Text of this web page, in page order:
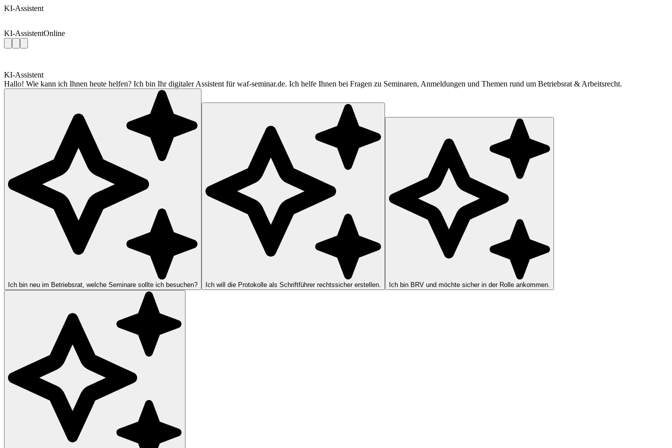
KI-Assistent
KI-AssistentOnline
KI-Assistent
Hallo! Wie kann ich Ihnen heute helfen? Ich bin Ihr digitaler Assistent für waf-seminar.de. Ich helfe Ihnen bei Fragen zu Seminaren, Anmeldungen und Themen rund um Betriebsrat & Arbeitsrecht.
Ich bin neu im Betriebsrat, welche Seminare sollte ich besuchen? Ich will die Protokolle als Schriftführer rechtssicher erstellen. Ich bin BRV und möchte sicher in der Rolle ankommen.